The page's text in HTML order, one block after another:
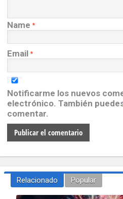
Name *
Email *
Notificarme los nuevos
electrónico. También
comentar.
Relacionado Popular